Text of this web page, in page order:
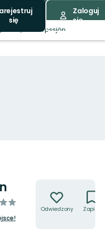
się
Zaloguj
się
Bord, Skirtorpssjön
Odwiedzony Zapisz